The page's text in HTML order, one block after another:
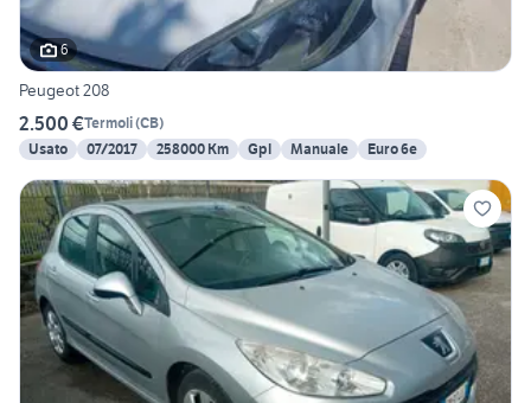
6
Peugeot 208
2.500 €Termoli(CB)
Usato
07/2017 258000 Km Gpl Manuale Euro 6e